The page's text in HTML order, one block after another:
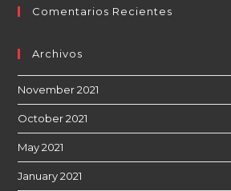
Comentarios Recientes
Archivos
November 2021
October 2021
May 2021
January 2021